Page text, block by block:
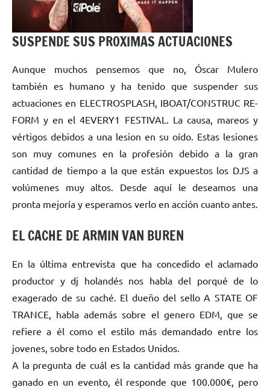
SUSPENDE SUS PROXIMAS ACTUACIONES
Aunque muchos pensemos que no, Óscar Mulero
también es humano y ha tenido que suspender sus
actuaciones en ELECTROSPLASH, IBOAT/CONSTRUC RE-
FORM y en el 4EVERY1 FESTIVAL. La causa, mareos y
vértigos debidos a una lesion en su oído. Estas lesiones
son muy comunes en la profesión debido a la gran
cantidad de tiempo a la que están expuestos los DJS a
volúmenes muy altos. Desde aquí le deseamos una
pronta mejoría y esperamos verlo en acción cuanto antes.
EL CACHE DE ARMIN VAN BUREN
En la última entrevista que ha concedido el aclamado
productor y dj holandés nos habla del porqué de lo
exagerado de su caché. El dueño del sello A STATE OF
TRANCE, habla además sobre el genero EDM, que se
refiere a él como el estilo más demandado entre los
jovenes, sobre todo en Estados Unidos.
A la pregunta de cuál es la cantidad más grande que ha
ganado en un evento, él responde que 100.000€, pero